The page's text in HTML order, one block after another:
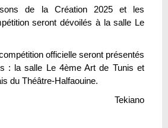
de la Création 2025 et les
seront dévoilés à la salle Le
officielle seront présentés
: la salle Le 4ème Art de Tunis et
du Théâtre-Halfaouine.
Tekiano